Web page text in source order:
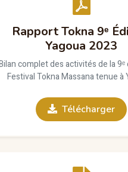
Rapport Tokna 9ᵉ
Yagoua 2023
complet des activités de la
Festival Tokna Massana tenue à
Télécharger